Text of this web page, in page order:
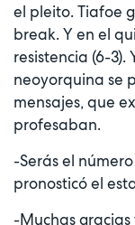
el pleito. Tiafoe
break. Y en el
resistencia (6-
neoyorquina se
mensajes, que
profesaban.
-Serás el
pronosticó el
-Muchas